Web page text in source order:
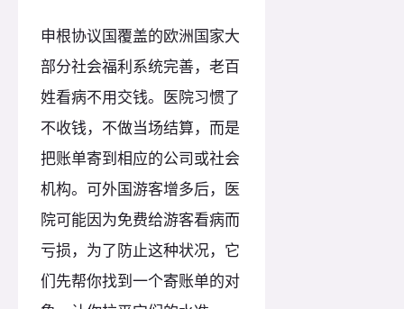
申根协议国覆盖的欧洲国家大
部分社会福利系统完善，老百
姓看病不用交钱。医院习惯了
不收钱，不做当场结算，而是
把账单寄到相应的公司或社会
机构。可外国游客增多后，医
院可能因为免费给游客看病而
亏损，为了防止这种状况，它
们先帮你找到一个寄账单的对